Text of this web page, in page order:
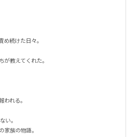
め続けた日々。
が教えてくれた。
われる。
い。
家族の物語。